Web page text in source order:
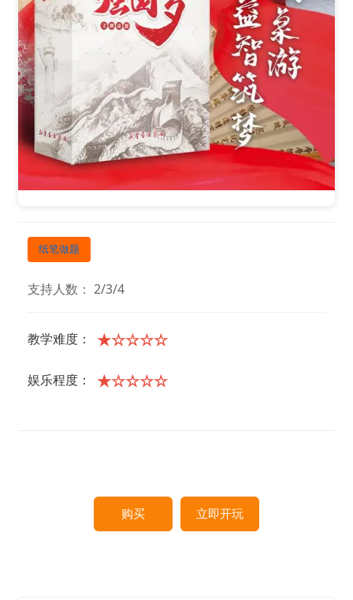
纸笔做题
支持人数： 2/3/4
教学难度： ★☆☆☆☆
娱乐程度： ★☆☆☆☆
购买 立即开玩